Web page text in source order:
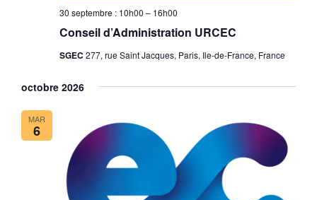
Conseil d’Administration URCEC
30 septembre : 10h00 – 16h00
SGEC277, rue Saint Jacques, Paris, Ile-de-France, France
octobre 2026
MAR
6